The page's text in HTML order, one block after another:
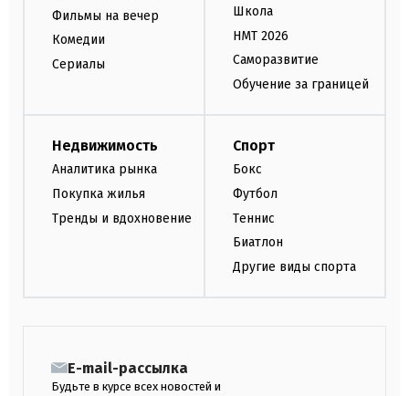
Фильмы на вечер
Комедии
Сериалы
Школа
НМТ 2026
Саморазвитие
Обучение за границей
Недвижимость
Аналитика рынка
Покупка жилья
Тренды и вдохновение
Спорт
Бокс
Футбол
Теннис
Биатлон
Другие виды спорта
E-mail-рассылка
Будьте в курсе всех новостей и